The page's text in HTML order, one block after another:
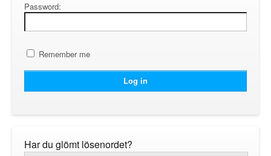
Password:
Remember me
Har du glömt lösenordet?